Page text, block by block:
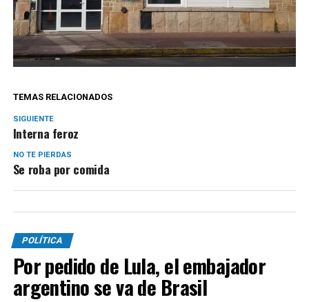
TEMAS RELACIONADOS
SIGUIENTE
Interna feroz
NO TE PIERDAS
Se roba por comida
POLÍTICA
Por pedido de Lula, el embajador
argentino se va de Brasil